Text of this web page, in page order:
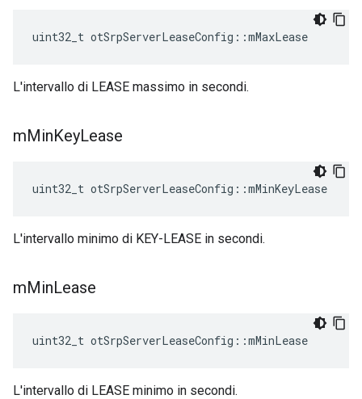
uint32_t otSrpServerLeaseConfig ::mMaxLease
L'intervallo di LEASE massimo in secondi.
mMinKeyLease
uint32_t otSrpServerLeaseConfig ::mMinKeyLease
L'intervallo minimo di KEY-LEASE in secondi.
mMinLease
uint32_t otSrpServerLeaseConfig ::mMinLease
L'intervallo di LEASE minimo in secondi.